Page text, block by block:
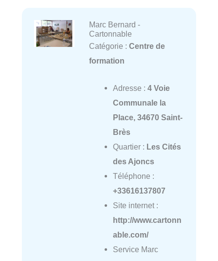
Marc Bernard -
Cartonnable
Catégorie : Centre de
formation
Adresse : 4 Voie
Communale la
Place, 34670 Saint-
Brès
Quartier : Les Cités
des Ajoncs
Téléphone :
+33616137807
Site internet :
http://www.cartonn
able.com/
Service Marc